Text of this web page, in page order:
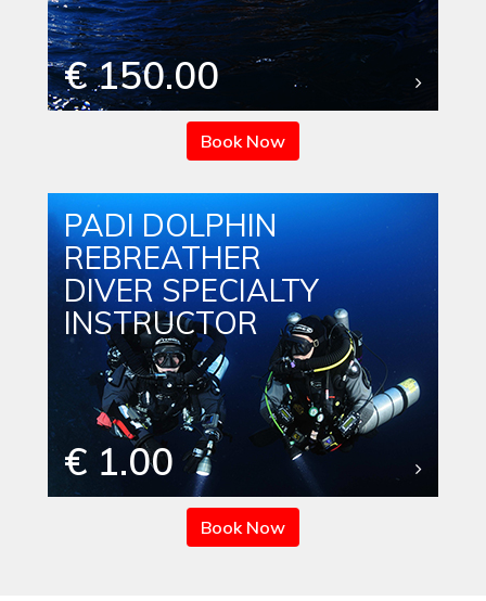
€ 150.00
Book Now
PADI DOLPHIN
REBREATHER
DIVER SPECIALTY
INSTRUCTOR
€ 1.00
Book Now